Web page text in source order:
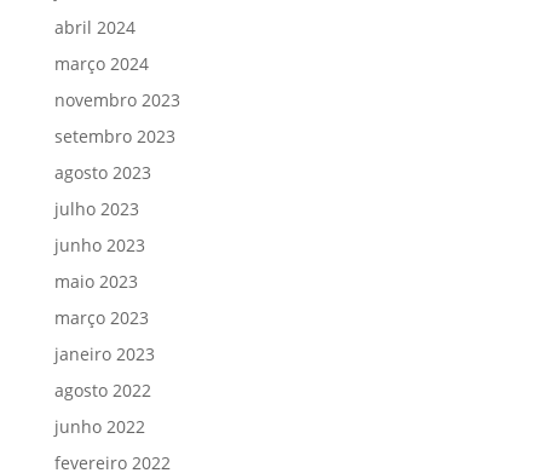
abril 2024
março 2024
novembro 2023
setembro 2023
agosto 2023
julho 2023
junho 2023
maio 2023
março 2023
janeiro 2023
agosto 2022
junho 2022
fevereiro 2022